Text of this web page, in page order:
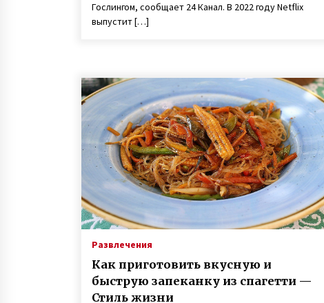
Гослингом, сообщает 24 Канал. В 2022 году Netflix
выпустит […]
Развлечения
Как приготовить вкусную и
быструю запеканку из спагетти —
Стиль жизни